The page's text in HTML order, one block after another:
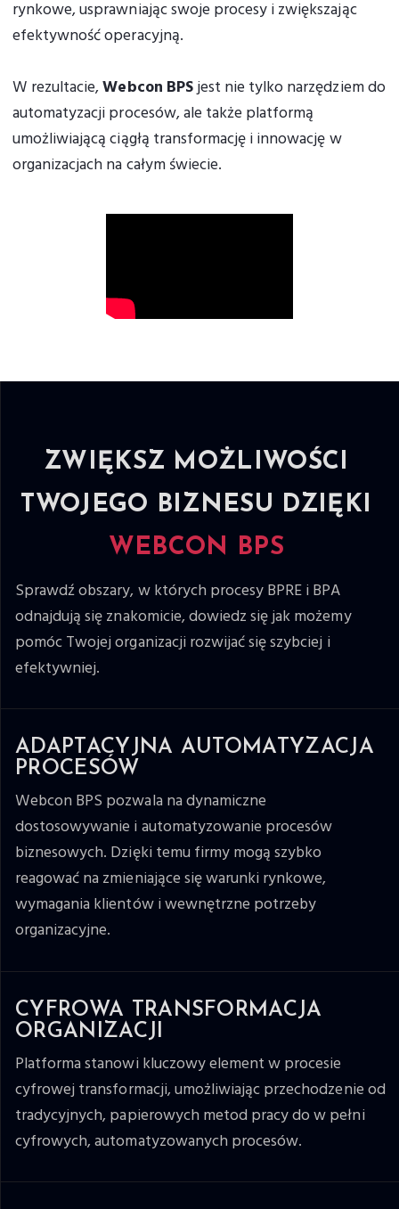
rynkowe, usprawniając swoje procesy i zwiększając
efektywność operacyjną.
W rezultacie,Webcon BPSjest nie tylko narzędziem do
automatyzacji procesów, ale także platformą
umożliwiającą ciągłą transformację i innowację w
organizacjach na całym świecie.
ZWIĘKSZ MOŻLIWOŚCI
TWOJEGO BIZNESU DZIĘKI
WEBCON BPS
Sprawdź obszary, w których procesy BPRE i BPA
odnajdują się znakomicie, dowiedz się jak możemy
pomóc Twojej organizacji rozwijać się szybciej i
efektywniej.
ADAPTACYJNA AUTOMATYZACJA
PROCESÓW
Webcon BPS pozwala na dynamiczne
dostosowywanie i automatyzowanie procesów
biznesowych. Dzięki temu firmy mogą szybko
reagować na zmieniające się warunki rynkowe,
wymagania klientów i wewnętrzne potrzeby
organizacyjne.
CYFROWA TRANSFORMACJA
ORGANIZACJI
Platforma stanowi kluczowy element w procesie
cyfrowej transformacji, umożliwiając przechodzenie od
tradycyjnych, papierowych metod pracy do w pełni
cyfrowych, automatyzowanych procesów.